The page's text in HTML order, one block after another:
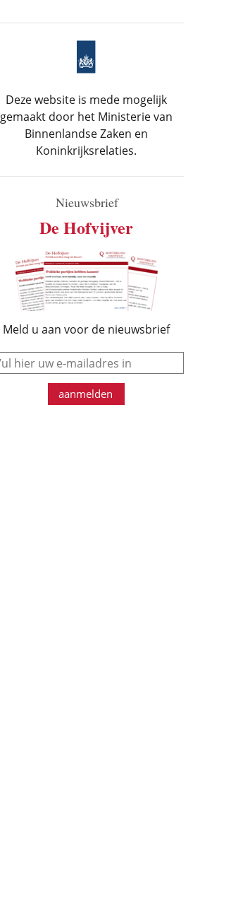
Deze website is mede mogelijk
gemaakt door het Ministerie van
Binnenlandse Zaken en
Koninkrijksrelaties.
Nieuwsbrief
De Hofvijver
Meld u aan voor de nieuwsbrief
e-mail
aanmelden